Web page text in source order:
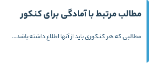
مطالب مرتبط با آمادگی برای کنکور
مطالبی که هر کنکوری باید از آنها اطلاع داشته باشد…